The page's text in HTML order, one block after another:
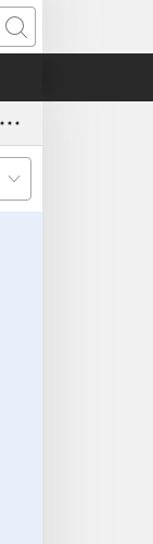
Szukaj